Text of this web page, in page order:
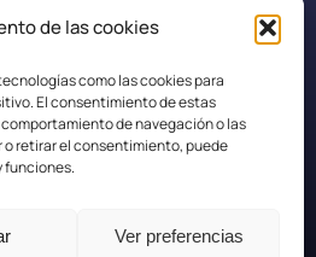
de las cookies
como las cookies para
El consentimiento de estas
de navegación o las
retirar el consentimiento, puede
Ver preferencias